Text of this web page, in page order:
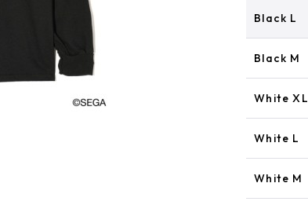
Black L
Black M
White XL
White L
White M